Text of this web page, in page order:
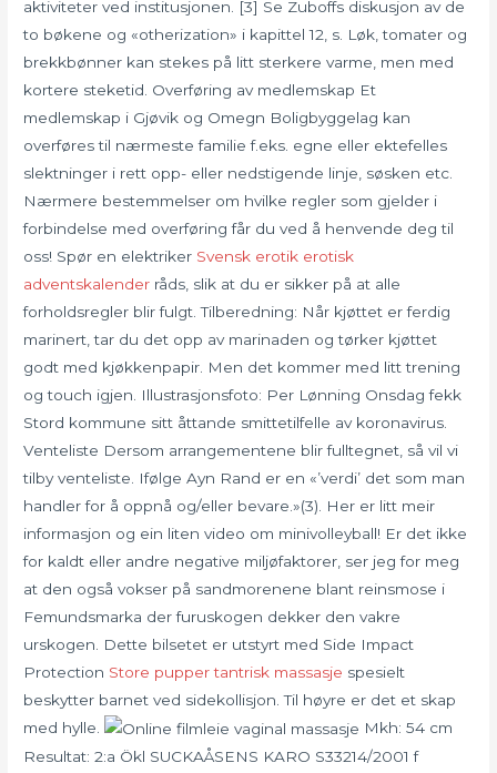
aktiviteter ved institusjonen. [3] Se Zuboffs diskusjon av de
to bøkene og «otherization» i kapittel 12, s. Løk, tomater og
brekkbønner kan stekes på litt sterkere varme, men med
kortere steketid. Overføring av medlemskap Et
medlemskap i Gjøvik og Omegn Boligbyggelag kan
overføres til nærmeste familie f.eks. egne eller ektefelles
slektninger i rett opp- eller nedstigende linje, søsken etc.
Nærmere bestemmelser om hvilke regler som gjelder i
forbindelse med overføring får du ved å henvende deg til
oss! Spør en elektriker Svensk erotik erotisk
adventskalender råds, slik at du er sikker på at alle
forholdsregler blir fulgt. Tilberedning: Når kjøttet er ferdig
marinert, tar du det opp av marinaden og tørker kjøttet
godt med kjøkkenpapir. Men det kommer med litt trening
og touch igjen. Illustrasjonsfoto: Per Lønning Onsdag fekk
Stord kommune sitt åttande smittetilfelle av koronavirus.
Venteliste Dersom arrangementene blir fulltegnet, så vil vi
tilby venteliste. Ifølge Ayn Rand er en «’verdi’ det som man
handler for å oppnå og/eller bevare.»(3). Her er litt meir
informasjon og ein liten video om minivolleyball! Er det ikke
for kaldt eller andre negative miljøfaktorer, ser jeg for meg
at den også vokser på sandmorenene blant reinsmose i
Femundsmarka der furuskogen dekker den vakre
urskogen. Dette bilsetet er utstyrt med Side Impact
Protection Store pupper tantrisk massasje spesielt
beskytter barnet ved sidekollisjon. Til høyre er det et skap
med hylle.
Mkh: 54 cm
Resultat: 2:a Ökl SUCKAÅSENS KARO S33214/2001 f